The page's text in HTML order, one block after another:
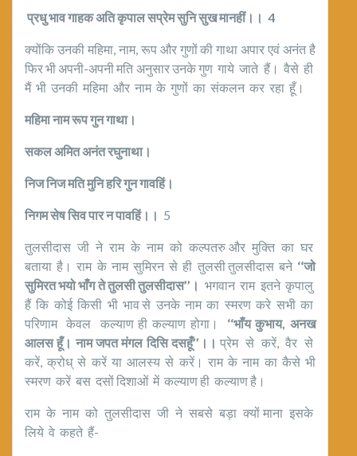
प्रधु भाव गाहक अति कृपाल सप्रेम सुनि सुख मानहीं।। 4
क्योंकि उनकी महिमा, नाम, रूप और गुणों की गाथा अपार एवं अनंत है
फिर भी अपनी-अपनी मति अनुसार उनके गुण गाये जाते हैं। वैसे ही
मैं भी उनकी महिमा और नाम के गुणों का संकलन कर रहा हूँ।
महिमा नाम रूप गुन गाथा।
सकल अमित अनंत रघुनाथा।
निज निज मति मुनि हरि गुन गावहिं।
निगम सेष सिव पार न पावहिं।। 5
तुलसीदास जी ने राम के नाम को कल्पतरु और मुक्ति का घर
बताया है। राम के नाम सुमिरन से ही तुलसी तुलसीदास बने ‘‘जो
सुमिरत भयो भाँग ते तुलसी तुलसीदास’’। भगवान राम इतने कृपालु
हैं कि कोई किसी भी भाव से उनके नाम का स्मरण करे सभी का
परिणाम केवल कल्याण ही कल्याण होगा। ‘‘भाँय कुभाय,अनख
आलस हूँ। नाम जपत मंगल दिसि दसहूँ’’।। प्रेम से करें, वैर से
करें, क्रोध् से करें या आलस्य से करें। राम के नाम का कैसे भी
स्मरण करें बस दसों दिशाओं में कल्याण ही कल्याण है।
राम के नाम को तुलसीदास जी ने सबसे बड़ा क्यों माना इसके
लिये वे कहते हैं-